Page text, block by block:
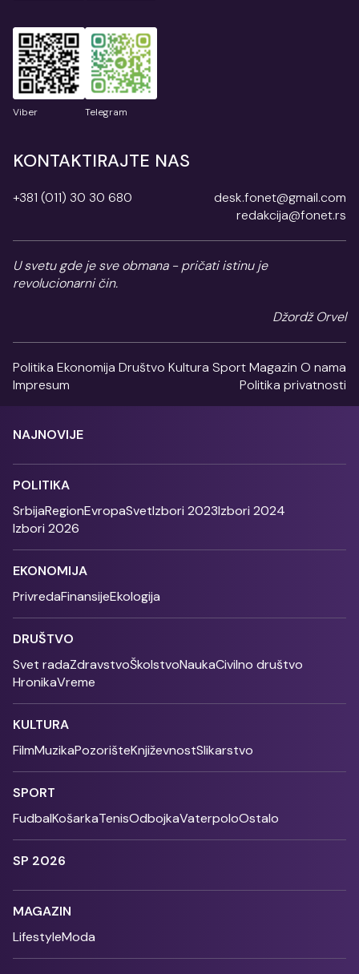
Viber Telegram
KONTAKTIRAJTE NAS
+381 (011) 30 30 680
desk.fonet@gmail.com
redakcija@fonet.rs
U svetu gde je sve obmana - pričati istinu je
revolucionarni čin.
Džordž Orvel
Politika Ekonomija Društvo Kultura SportMagazin O nama
Impresum
Politika privatnosti
NAJNOVIJE
POLITIKA
SrbijaRegionEvropaSvetIzbori 2023Izbori 2024
Izbori 2026
EKONOMIJA
PrivredaFinansijeEkologija
DRUŠTVO
Svet radaZdravstvoŠkolstvoNaukaCivilno društvo
HronikaVreme
KULTURA
FilmMuzikaPozorišteKnjiževnostSlikarstvo
SPORT
FudbalKošarkaTenisOdbojkaVaterpoloOstalo
SP 2026
MAGAZIN
LifestyleModa